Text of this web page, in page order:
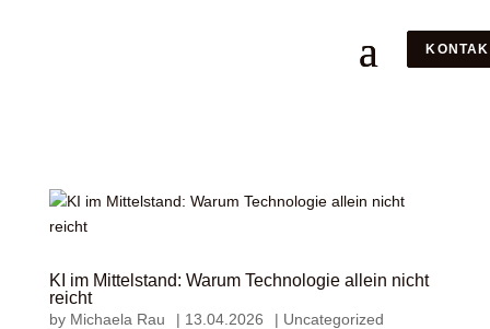
KI im Mittelstand: Warum Technologie allein nicht
reicht
by Michaela Rau | 13.04.2026 | Uncategorized